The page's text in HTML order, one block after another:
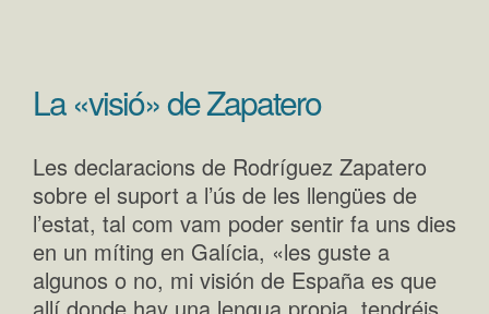
La «visió» de Zapatero
Les declaracions de Rodríguez Zapatero
sobre el suport a l’ús de les llengües de
l’estat, tal com vam poder sentir fa uns dies
en un míting en Galícia, «les guste a
algunos o no, mi visión de España es que